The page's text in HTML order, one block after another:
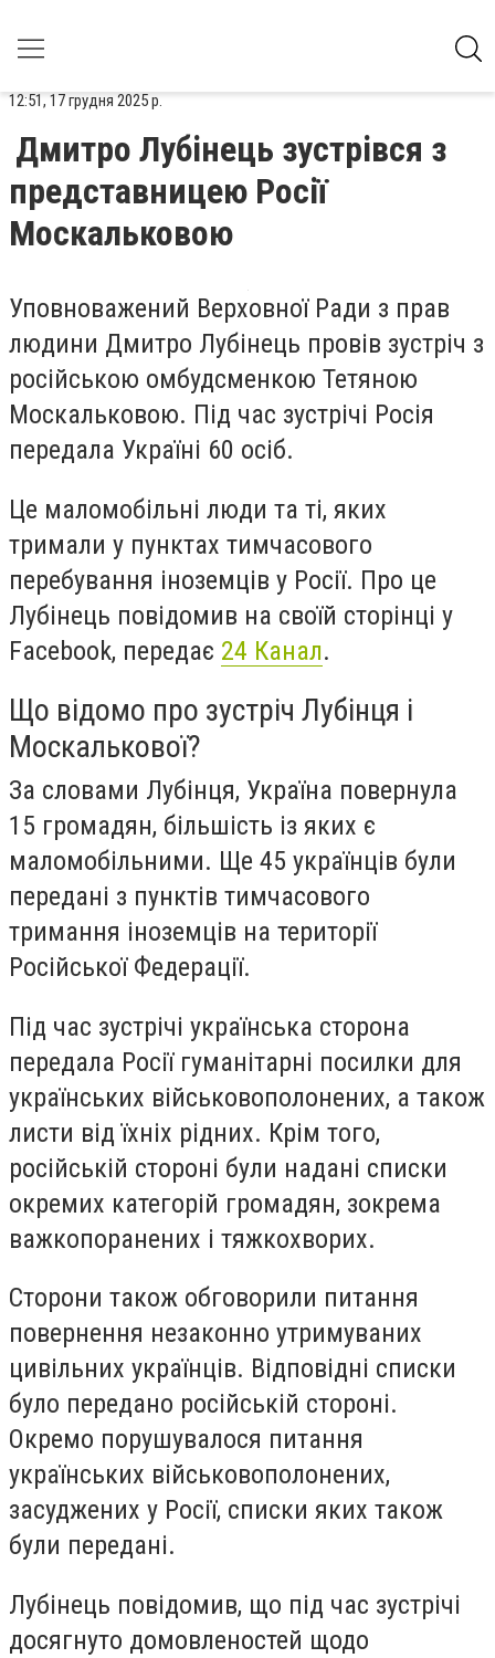
12:51, 17 грудня 2025 р.
Дмитро Лубінець зустрівся з
представницею Росії
Москальковою
Уповноважений Верховної Ради з прав
людини Дмитро Лубінець провів зустріч з
російською омбудсменкою Тетяною
Москальковою. Під час зустрічі Росія
передала Україні 60 осіб.
Це маломобільні люди та ті, яких
тримали у пунктах тимчасового
перебування іноземців у Росії. Про це
Лубінець повідомив на своїй сторінці у
Facebook, передає 24 Канал.
Що відомо про зустріч Лубінця і
Москалькової?
За словами Лубінця, Україна повернула
15 громадян, більшість із яких є
маломобільними. Ще 45 українців були
передані з пунктів тимчасового
тримання іноземців на території
Російської Федерації.
Під час зустрічі українська сторона
передала Росії гуманітарні посилки для
українських військовополонених, а також
листи від їхніх рідних. Крім того,
російській стороні були надані списки
окремих категорій громадян, зокрема
важкопоранених і тяжкохворих.
Сторони також обговорили питання
повернення незаконно утримуваних
цивільних українців. Відповідні списки
було передано російській стороні.
Окремо порушувалося питання
українських військовополонених,
засуджених у Росії, списки яких також
були передані.
Лубінець повідомив, що під час зустрічі
досягнуто домовленостей щодо